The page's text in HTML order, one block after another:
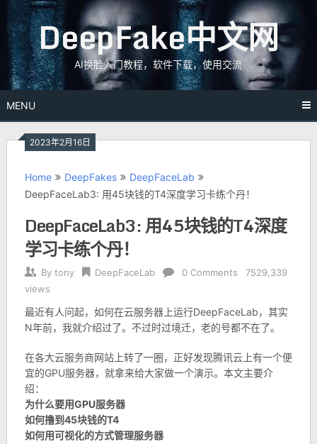
Skip
to
content DeepFake中文网
AI换脸入门教程，软件下载，使用交流
MENU
2023年2月16日
Home DeepFakes
DeepFaceLab
DeepFaceLab3: 用45块钱的T4深度学习卡练个丹！
DeepFaceLab3: 用45块钱的T4深度
学习卡练个丹！
By tony DeepFaceLab 0 Comments
7529,339
views
最近有人问起，如何在云服务器上运行DeepFaceLab，其实
N年前，我就介绍过了。不过时过境迁，老的号都不在了。
在各大云服务商网站上转了一圈，正好发现腾讯云上有一个便
宜的GPU服务器，就拿来给大家做一个演示。本文主要介
绍：
为什么要用GPU服务器
如何撸到45块钱的T4
如何用可视化的方式管理服务器